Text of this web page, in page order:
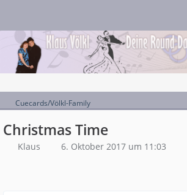
Cuecards/Völkl-Family
Christmas Time
Klaus 6. Oktober 2017 um 11:03